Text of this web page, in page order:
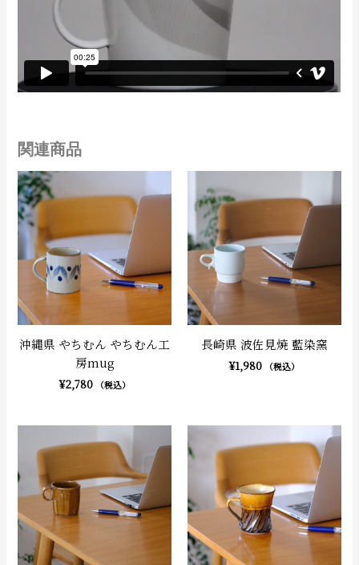
関連商品
沖縄県 やちむん やちむん工
房mug
¥2,780 （税込）
長崎県 波佐見焼 藍染窯
¥1,980 （税込）